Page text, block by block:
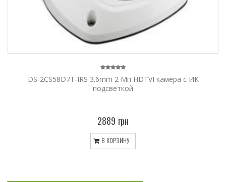
DS-2CS58D7T-IRS 3.6mm 2 Мп HDTVI камера с ИК
подсветкой
2889 грн
В КОРЗИНУ